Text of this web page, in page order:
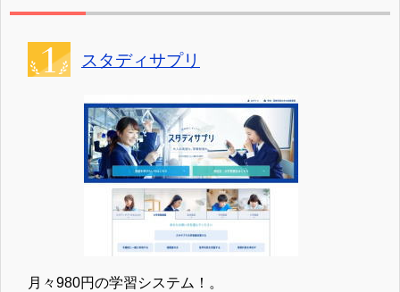
スタディサプリ
月々980円の学習システム！。